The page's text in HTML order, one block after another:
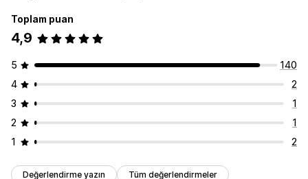
Toplam puan
4,9
5
140
4
2
3
1
2
1
1
2
Değerlendirme yazın Tüm değerlendirmeler